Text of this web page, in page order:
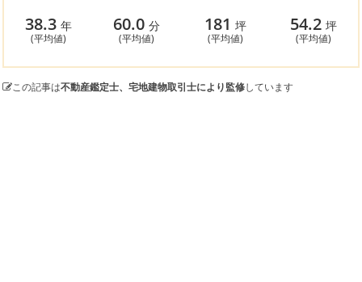
38.3 年
(平均値)
60.0分
(平均値)
181 坪
(平均値)
54.2坪
(平均値)
この記事は不動産鑑定士、宅地建物取引士により監修しています